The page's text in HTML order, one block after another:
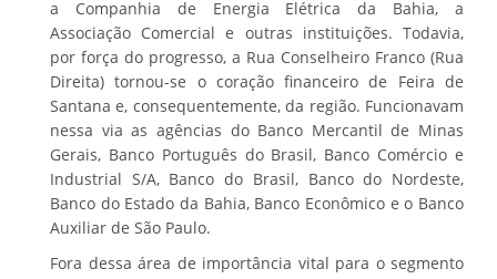
a Companhia de Energia Elétrica da Bahia, a
Associação Comercial e outras instituições. Todavia,
por força do progresso, a Rua Conselheiro Franco (Rua
Direita) tornou-se o coração financeiro de Feira de
Santana e, consequentemente, da região. Funcionavam
nessa via as agências do Banco Mercantil de Minas
Gerais, Banco Português do Brasil, Banco Comércio e
Industrial S/A, Banco do Brasil, Banco do Nordeste,
Banco do Estado da Bahia, Banco Econômico e o Banco
Auxiliar de São Paulo.
Fora dessa área de importância vital para o segmento